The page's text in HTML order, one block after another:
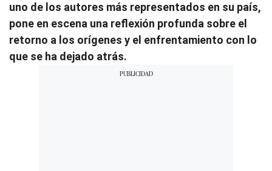
uno de los autores más representados en su país,
pone en escena una reflexión profunda sobre el
retorno a los orígenes y el enfrentamiento con lo
que se ha dejado atrás.